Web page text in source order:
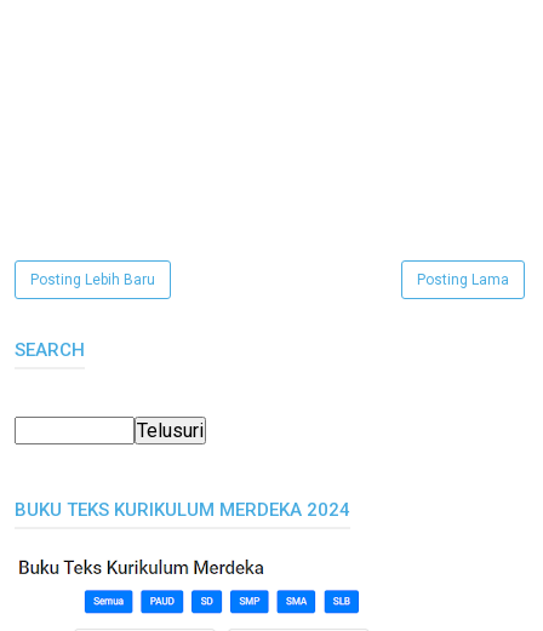
Posting Lebih Baru Posting Lama
SEARCH
BUKU TEKS KURIKULUM MERDEKA 2024